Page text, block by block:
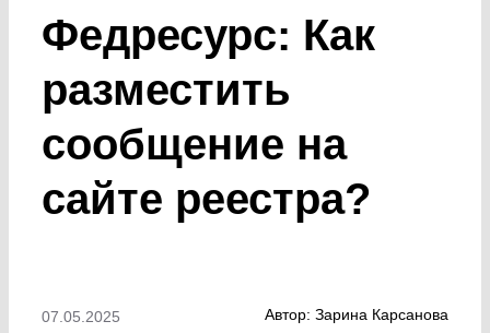
Федресурс: Как
разместить
сообщение на
сайте реестра?
07.05.2025 Автор: Зарина Карсанова